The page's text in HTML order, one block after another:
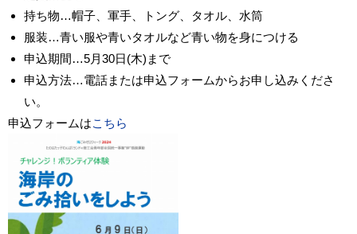
持ち物…帽子、軍手、トング、タオル、水筒
服装…青い服や青いタオルなど青い物を身につける
申込期間…5月30日(木)まで
申込方法…電話または申込フォームからお申し込みくださ
い。
申込フォームはこちら